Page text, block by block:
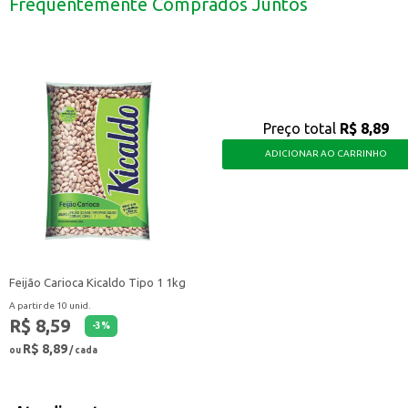
Com o Sabão em Pedaço Urca Coco, você garante roupas limpas e um
Frequentemente Comprados Juntos
Feijão Carioca Kicaldo Tipo 1 1kg
A partir de 10 unid.
R$ 8,59 -3%
ou R$ 8,89/ cada
Preço total R$ 8,89
ADICIONAR AO CARRINHO